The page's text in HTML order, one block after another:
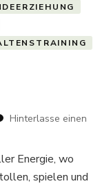
Hinterlasse einen
Energie, wo
spielen und